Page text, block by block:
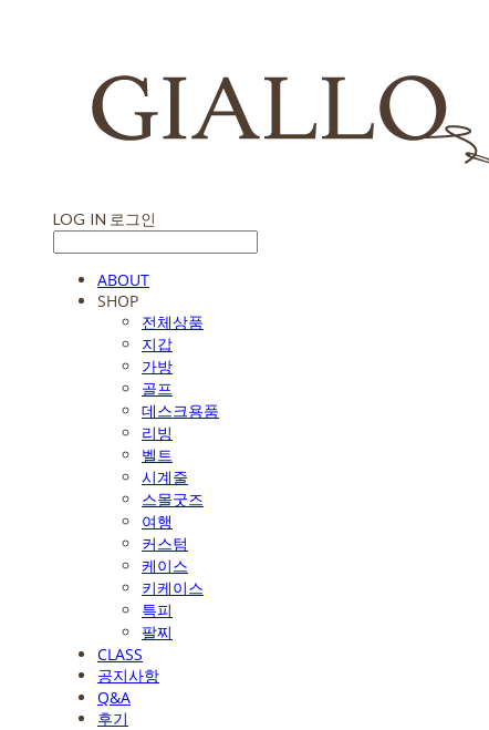
LOG IN 로그인
ABOUT
SHOP
전체상품
지갑
가방
골프
데스크용품
리빙
벨트
시계줄
스몰굿즈
여행
커스텀
케이스
키케이스
특피
팔찌
CLASS
공지사항
Q&A
후기